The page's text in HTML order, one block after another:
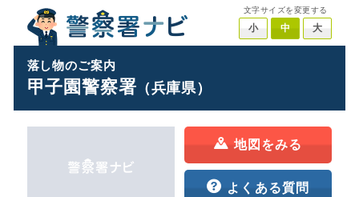
文字サイズを変更する
小 中 大
落し物のご案内
甲子園警察署（兵庫県）
地図をみる
よくある質問